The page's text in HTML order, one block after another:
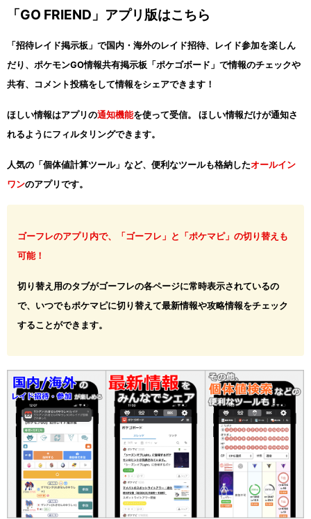
「GO FRIEND」アプリ版はこちら
「招待レイド掲示板」で国内・海外のレイド招待、レイド参加を楽しん
だり、ポケモンGO情報共有掲示板「ポケゴボード」で情報のチェックや
共有、コメント投稿をして情報をシェアできます！
ほしい情報はアプリの通知機能を使って受信。 ほしい情報だけが通知さ
れるようにフィルタリングできます。
人気の「個体値計算ツール」など、便利なツールも格納したオールイン
ワンのアプリです。
ゴーフレのアプリ内で、「ゴーフレ」と「ポケマピ」の切り替えも
可能！
切り替え用のタブがゴーフレの各ページに常時表示されているの
で、いつでもポケマピに切り替えて最新情報や攻略情報をチェック
することができます。